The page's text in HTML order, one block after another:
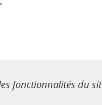
fonctionnalités du